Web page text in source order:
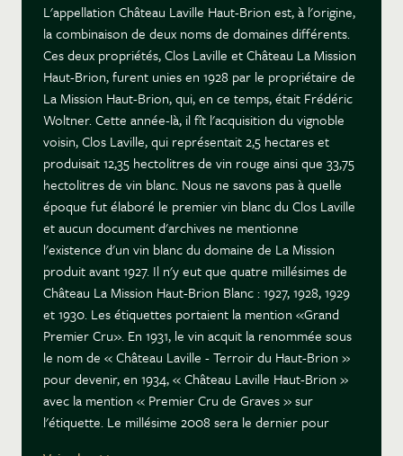
L'appellation Château Laville Haut-Brion est, à l'origine,
la combinaison de deux noms de domaines différents.
Ces deux propriétés, Clos Laville et Château La Mission
Haut-Brion, furent unies en 1928 par le propriétaire de
La Mission Haut-Brion, qui, en ce temps, était Frédéric
Woltner. Cette année-là, il fît l'acquisition du vignoble
voisin, Clos Laville, qui représentait 2,5 hectares et
produisait 12,35 hectolitres de vin rouge ainsi que 33,75
hectolitres de vin blanc. Nous ne savons pas à quelle
époque fut élaboré le premier vin blanc du Clos Laville
et aucun document d'archives ne mentionne
l'existence d'un vin blanc du domaine de La Mission
produit avant 1927. Il n'y eut que quatre millésimes de
Château La Mission Haut-Brion Blanc : 1927, 1928, 1929
et 1930. Les étiquettes portaient la mention «Grand
Premier Cru». En 1931, le vin acquit la renommée sous
le nom de « Château Laville - Terroir du Haut-Brion »
pour devenir, en 1934, « Château Laville Haut-Brion »
avec la mention « Premier Cru de Graves » sur
l'étiquette. Le millésime 2008 sera le dernier pour